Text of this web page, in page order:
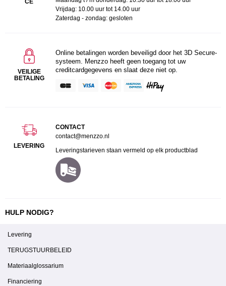
Vrijdag: 10.00 uur tot 14.00 uur
Zaterdag - zondag: gesloten
VEILIGE
BETALING
Online betalingen worden beveiligd door het 3D Secure-
systeem. Menzzo heeft geen toegang tot uw
creditcardgegevens en slaat deze niet op.
LEVERING
CONTACT
contact@menzzo.nl
Leveringstarieven staan vermeld op elk productblad
HULP NODIG?
Levering
TERUGSTUURBELEID
Materiaalglossarium
Financiering